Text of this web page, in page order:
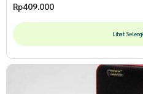
Rp409.000
Lihat